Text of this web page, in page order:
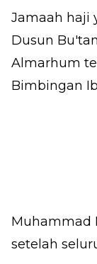
Jamaah haji
Dusun
Almarhum
Bimbingan
Muhammad
setelah